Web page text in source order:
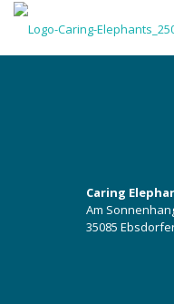
Caring
Am
35085